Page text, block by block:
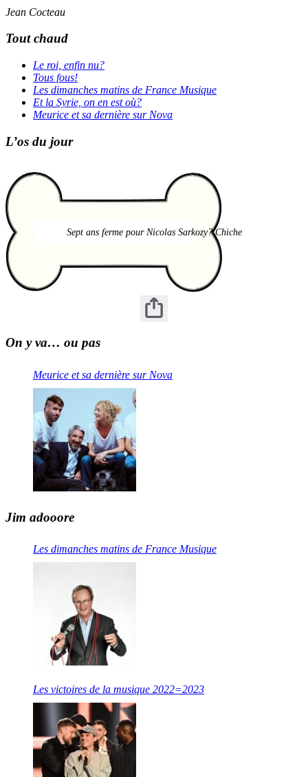
Jean Cocteau
Tout chaud
Le roi, enfin nu?
Tous fous!
Les dimanches matins de France Musique
Et la Syrie, on en est où?
Meurice et sa dernière sur Nova
L’os du jour
Sept ans ferme pour Nicolas Sarkozy? Chiche
On y va… ou pas
Meurice et sa dernière sur Nova
Jim adooore
Les dimanches matins de France Musique
Les victoires de la musique 2022=2023